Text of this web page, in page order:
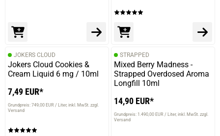
JOKERS CLOUD
Jokers Cloud Cookies &
Cream Liquid 6 mg / 10ml
7,49 EUR*
Grundpreis: 749,00 EUR / Liter inkl. MwSt. zzgl.
Versand
STRAPPED
Mixed Berry Madness -
Strapped Overdosed Aroma
Longfill 10ml
14,90 EUR*
Grundpreis: 1.490,00 EUR / Liter inkl. MwSt. zzgl.
Versand